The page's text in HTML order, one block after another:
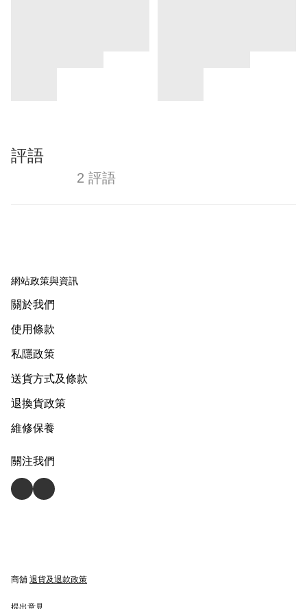
評語
2 評語
網站政策與資訊
關於我們
使用條款
私隱政策
送貨方式及條款
退換貨政策
維修保養
關注我們
商舖 退貨及退款政策